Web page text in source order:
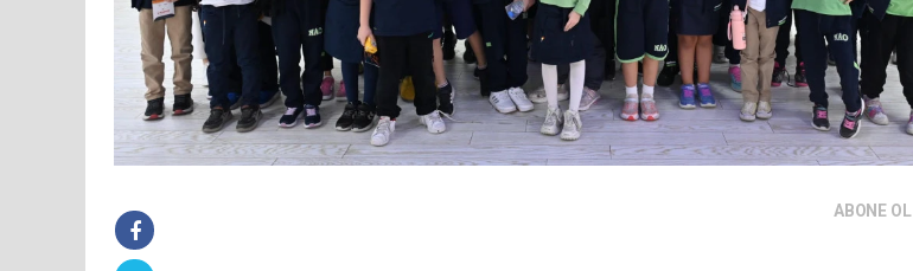
ABONE OL